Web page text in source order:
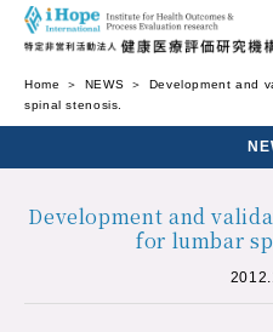
Home NEWS
Development and
spinal stenosis.
Development and
for lumbar